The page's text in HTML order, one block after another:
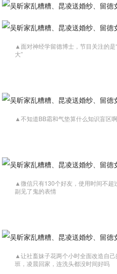
▲面对神经学留德博士，节目关注的是
大”
▲不知道BB霜和气垫算什么知识盲区啊
▲微信只有130个好友，使用时间不超
副见了鬼的表情
▲让社畜妹子花两个小时全面改造自
班，凌晨回家，连洗头都没时间好吗